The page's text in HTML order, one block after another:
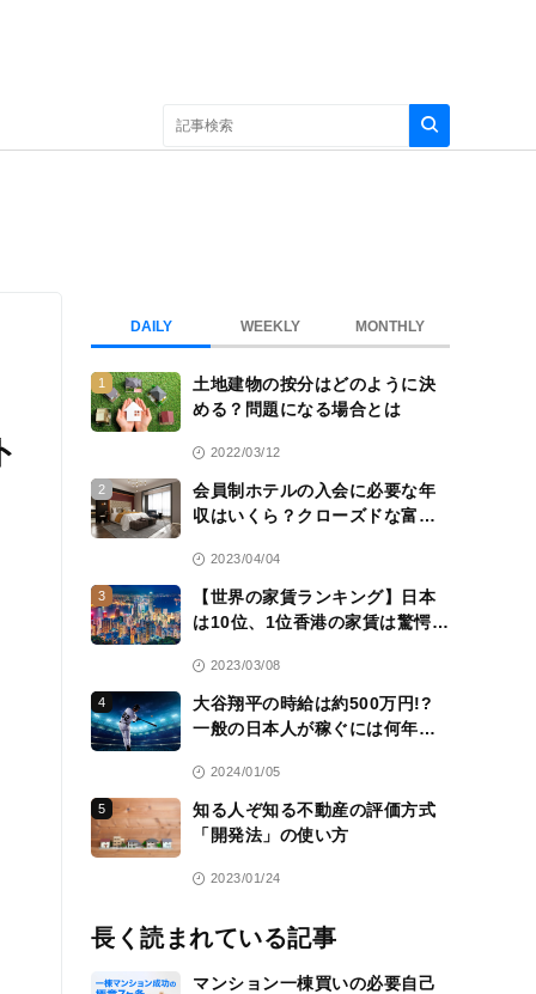
DAILY WEEKLY MONTHLY
1
土地建物の按分はどのように決
める？問題になる場合とは
2022/03/12
2
会員制ホテルの入会に必要な年
収はいくら？クローズドな富裕
2023/04/04
3
【世界の家賃ランキング】日本
は10位、1位香港の家賃は驚愕
2023/03/08
4
大谷翔平の時給は約500万円!?
一般の日本人が稼ぐには何年か
2024/01/05
5
知る人ぞ知る不動産の評価方式
「開発法」の使い方
2023/01/24
長く読まれている記事
マンション一棟買いの必要自己